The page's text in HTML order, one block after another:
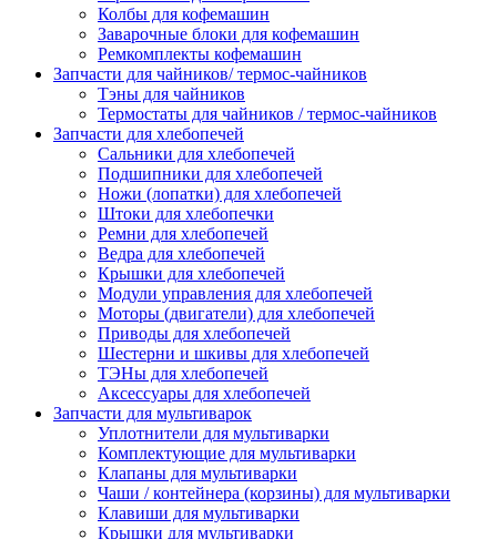
Колбы для кофемашин
Заварочные блоки для кофемашин
Ремкомплекты кофемашин
Запчасти для чайников/ термос-чайников
Тэны для чайников
Термостаты для чайников / термос-чайников
Запчасти для хлебопечей
Сальники для хлебопечей
Подшипники для хлебопечей
Ножи (лопатки) для хлебопечей
Штоки для хлебопечки
Ремни для хлебопечей
Ведра для хлебопечей
Крышки для хлебопечей
Модули управления для хлебопечей
Моторы (двигатели) для хлебопечей
Приводы для хлебопечей
Шестерни и шкивы для хлебопечей
ТЭНы для хлебопечей
Аксессуары для хлебопечей
Запчасти для мультиварок
Уплотнители для мультиварки
Комплектующие для мультиварки
Клапаны для мультиварки
Чаши / контейнера (корзины) для мультиварки
Клавиши для мультиварки
Крышки для мультиварки